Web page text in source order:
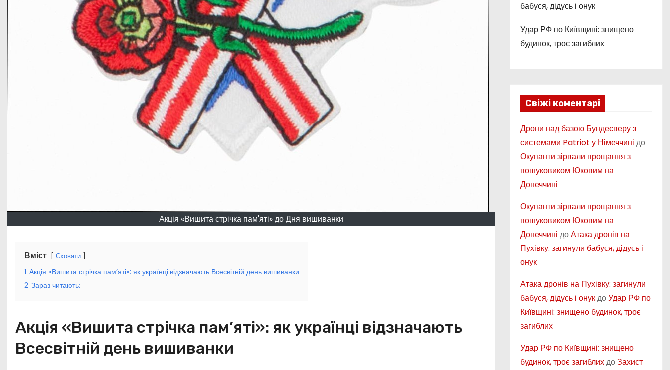
Акція «Вишита стрічка пам'яті» до Дня вишиванки
Вміст Сховати
1 Акція «Вишита стрічка пам’яті»: як українці відзначають Всесвітній день вишиванки
2 Зараз читають:
Акція «Вишита стрічка пам’яті»: як українці відзначають
Всесвітній день вишиванки
бабуся, дідусь і онук
Удар РФ по Київщині: знищено
будинок, троє загиблих
Свіжі коментарі
Дрони над базою Бундесверу з
системами Patriot у Німеччині до
Окупанти зірвали прощання з
пошуковиком Юковим на
Донеччині
Окупанти зірвали прощання з
пошуковиком Юковим на
Донеччині доАтака дронів на
Пухівку: загинули бабуся, дідусь і
онук
Атака дронів на Пухівку: загинули
бабуся, дідусь і онукдоУдар РФ по
Київщині: знищено будинок, троє
загиблих
Удар РФ по Київщині: знищено
будинок, троє загиблихдоЗахист